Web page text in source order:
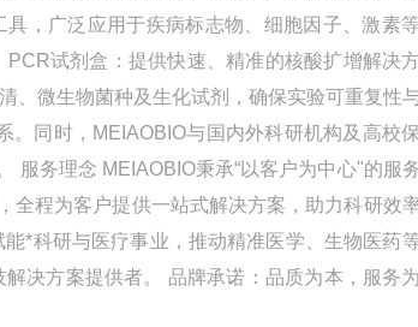
，广泛应用于疾病标志物、细胞因子、激素
试剂盒：提供快速、精准的核酸扩增解决
、微生物菌种及生化试剂，确保实验可重复性
同时，MEIAOBIO与国内外科研机构及高校
服务理念 MEIAOBIO秉承“以客户为中心"的服
全程为客户提供一站式解决方案，助力科研效
*科研与医疗事业，推动精准医学、生物医药
决方案提供者。 品牌承诺：品质为本，服务